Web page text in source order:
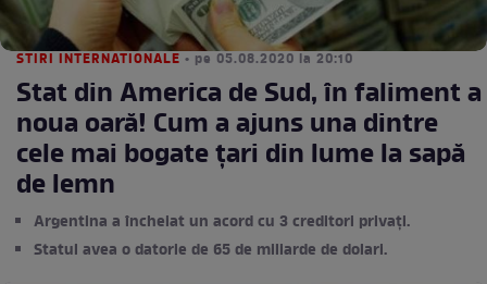
STIRI INTERNATIONALE • pe 05.08.2020 la 20:10
Stat din America de Sud, în faliment a
noua oară! Cum a ajuns una dintre
cele mai bogate țari din lume la sapă
de lemn
Argentina a încheiat un acord cu 3 creditori privați.
Statul avea o datorie de 65 de miliarde de dolari.